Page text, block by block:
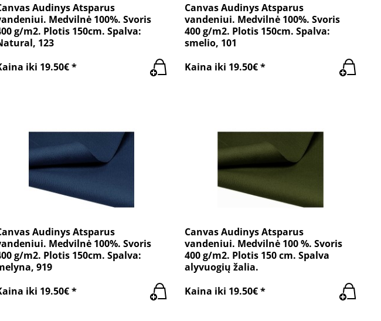
Audinys Atsparus
Medvilnė 100%. Svoris
g/m2. Plotis 150cm. Spalva:
123
iki 19.50€ *
Canvas Audinys Atsparus
vandeniui. Medvilnė 100%. Svoris
400 g/m2. Plotis 150cm. Spalva:
smelio, 101
Kaina iki 19.50€ *
Audinys Atsparus
Medvilnė 100%. Svoris
g/m2. Plotis 150cm. Spalva:
919
iki 19.50€ *
Canvas Audinys Atsparus
vandeniui. Medvilnė 100 %. Svoris
400 g/m2. Plotis 150 cm. Spalva
alyvuogių žalia.
Kaina iki 19.50€ *